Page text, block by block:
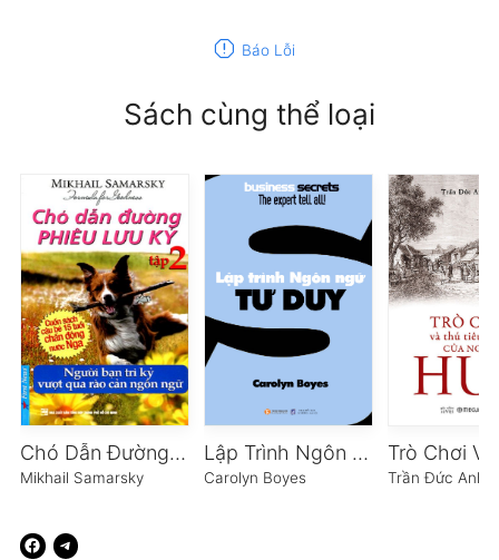
report Báo Lỗi
Sách cùng thể loại
Chó Dẫn Đường Phiêu Lưu Ký – Tập 2: Người Bạn Tri Kỷ Vượt Qua Rào Cản Ngôn Ngữ
Mikhail Samarsky
Lập Trình Ngôn Ngữ Tư Duy
Carolyn Boyes Trần Đức Anh